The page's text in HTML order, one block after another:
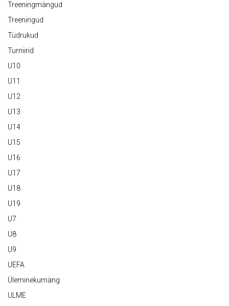
Treeningmängud
Treeningud
Tüdrukud
Turniirid
U10
U11
U12
U13
U14
U15
U16
U17
U18
U19
U7
U8
U9
UEFA
Üleminekumäng
ULME